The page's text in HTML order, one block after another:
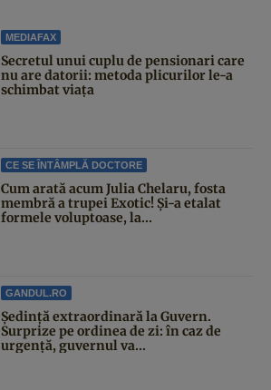
MEDIAFAX
Secretul unui cuplu de pensionari care
nu are datorii: metoda plicurilor le-a
schimbat viața
CE SE ÎNTÂMPLĂ DOCTORE
Cum arată acum Julia Chelaru, fosta
membră a trupei Exotic! Și-a etalat
formele voluptoase, la...
GANDUL.RO
Şedinţă extraordinară la Guvern.
Surprize pe ordinea de zi: în caz de
urgență, guvernul va...